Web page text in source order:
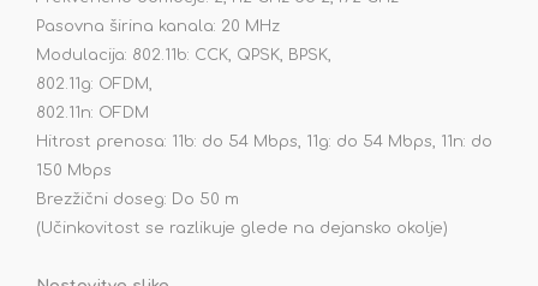
Pasovna širina kanala: 20 MHz
Modulacija: 802.11b: CCK, QPSK, BPSK,
802.11g: OFDM,
802.11n: OFDM
Hitrost prenosa: 11b: do 54 Mbps, 11g: do 54 Mbps, 11n: do
150 Mbps
Brezžični doseg: Do 50 m
(Učinkovitost se razlikuje glede na dejansko okolje)